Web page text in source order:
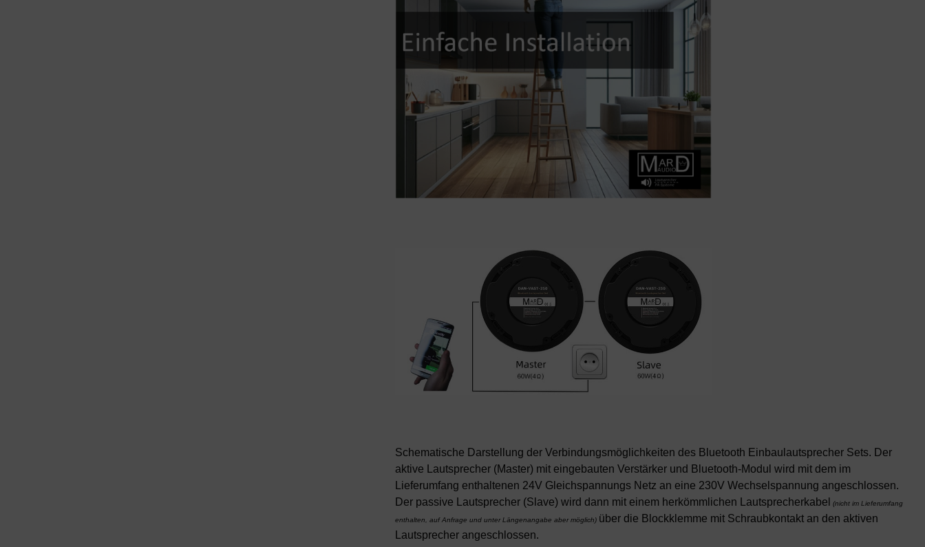
Schematische Darstellung der Verbindungsmöglichkeiten des Bluetooth Einbaulautsprecher Sets. Der
aktive Lautsprecher (Master) mit eingebauten Verstärker und Bluetooth-Modul wird mit dem im
Lieferumfang enthaltenen 24V Gleichspannungs Netz an eine 230V Wechselspannung angeschlossen.
Der passive Lautsprecher (Slave) wird dann mit einem herkömmlichen Lautsprecherkabel
(nicht im Lieferumfang
enthalten, auf Anfrage und unter Längenangabe aber möglich) über die Blockklemme mit Schraubkontakt an den aktiven
Lautsprecher angeschlossen.